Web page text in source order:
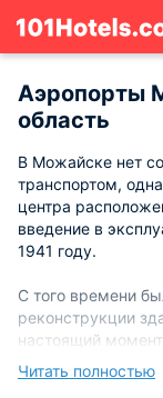
Аэропорты
область
В Можайске нет
транспортом,
центра
введение в
1941 году.
С того времени
реконструкции
настоящий
пассажирских
другу и
Читать полностью